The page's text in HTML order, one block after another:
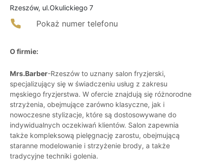
Rzeszów, ul.Okulickiego 7
Pokaż numer telefonu
O firmie:
Mrs.Barber-Rzeszów to uznany salon fryzjerski,
specjalizujący się w świadczeniu usług z zakresu
męskiego fryzjerstwa. W ofercie znajdują się różnorodne
strzyżenia, obejmujące zarówno klasyczne, jak i
nowoczesne stylizacje, które są dostosowywane do
indywidualnych oczekiwań klientów. Salon zapewnia
także kompleksową pielęgnację zarostu, obejmującą
staranne modelowanie i strzyżenie brody, a także
tradycyjne techniki golenia.